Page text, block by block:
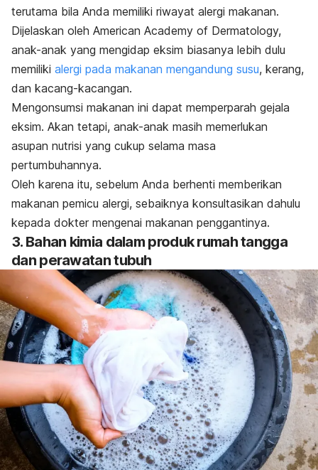
terutama bila Anda memiliki riwayat alergi makanan.
Dijelaskan oleh American Academy of Dermatology,
anak-anak yang mengidap eksim biasanya lebih dulu
memiliki alergi pada makanan mengandung susu, kerang,
dan kacang-kacangan.
Mengonsumsi makanan ini dapat memperparah gejala
eksim. Akan tetapi, anak-anak masih memerlukan
asupan nutrisi yang cukup selama masa
pertumbuhannya.
Oleh karena itu, sebelum Anda berhenti memberikan
makanan pemicu alergi, sebaiknya konsultasikan dahulu
kepada dokter mengenai makanan penggantinya.
3. Bahan kimia dalam produk rumah tangga
dan perawatan tubuh